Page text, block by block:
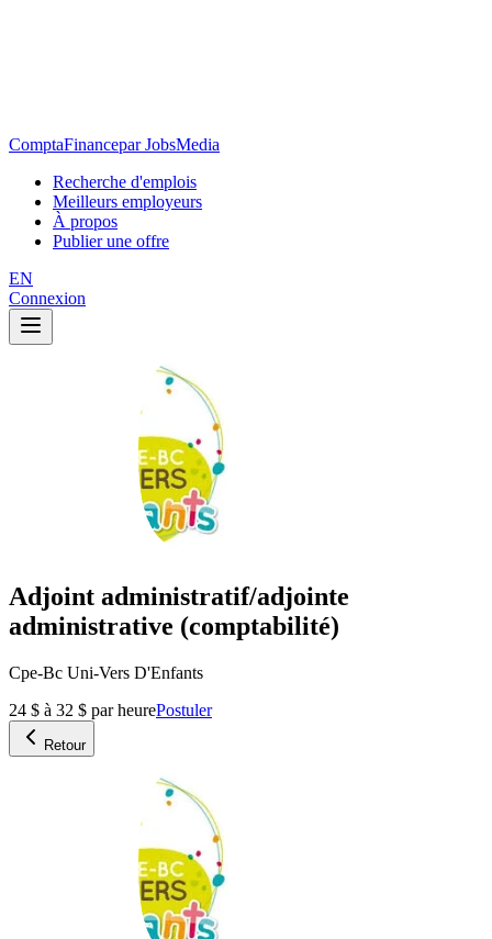
ComptaFinancepar JobsMedia
Recherche d'emplois
Meilleurs employeurs
À propos
Publier une offre
EN
Connexion
Adjoint administratif/adjointe
administrative (comptabilité)
Cpe-Bc Uni-Vers D'Enfants
24 $ à 32 $ par heurePostuler
Retour